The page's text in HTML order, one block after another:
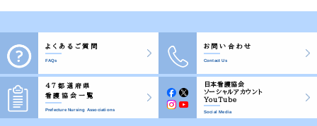
よくあるご質問
FAQs
お問い合わせ
Contact Us
47都道府県
看護協会一覧
Prefecture Nursing Associations
日本看護協会
ソーシャルアカウント
YouTube
Social Media